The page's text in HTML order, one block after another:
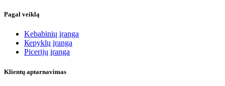
Pagal veiklą
Kebabinių įranga
Кеpyklų įranga
Picerijų įranga
Klientų aptarnavimas